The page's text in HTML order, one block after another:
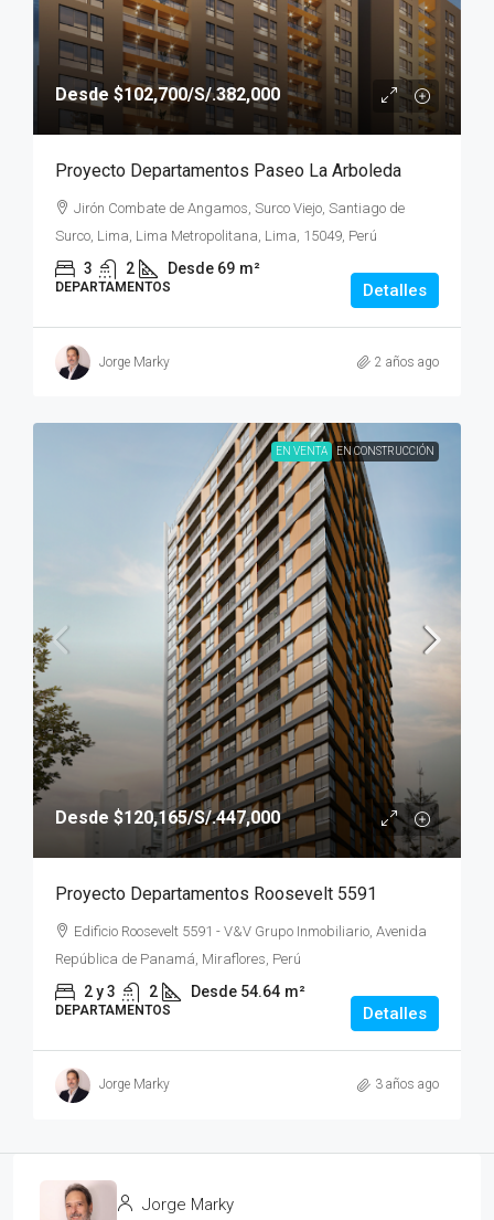
Desde $102,700/S/.382,000
Proyecto Departamentos Paseo La Arboleda
Jirón Combate de Angamos, Surco Viejo, Santiago de
Surco, Lima, Lima Metropolitana, Lima, 15049, Perú
3 2 Desde 69 m²
DEPARTAMENTOS Detalles
Jorge Marky 2 años ago
EN VENTA EN CONSTRUCCIÓN
Desde $120,165/S/.447,000
Proyecto Departamentos Roosevelt 5591
Edificio Roosevelt 5591 - V&V Grupo Inmobiliario, Avenida
República de Panamá, Miraflores, Perú
2 y 3 2 Desde 54.64 m²
DEPARTAMENTOS Detalles
Jorge Marky 3 años ago
Jorge Marky